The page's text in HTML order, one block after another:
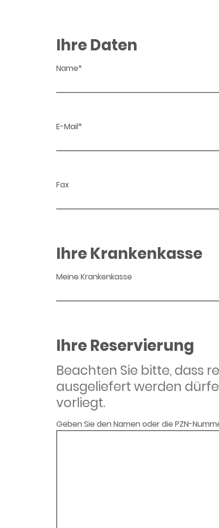
Ihre Daten
Name*
E-Mail*
Fax
Ihre Krankenkasse
Meine Krankenkasse
Ihre Reservierung
Beachten Sie bitte, dass
ausgeliefert werden
vorliegt.
Geben Sie den Namen oder die PZN-